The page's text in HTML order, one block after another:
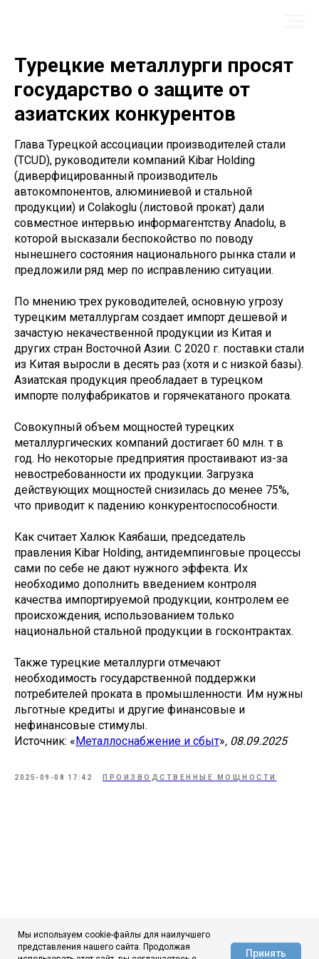
Турецкие металлурги просят
государство о защите от
азиатских конкурентов
Глава Турецкой ассоциации производителей стали
(TCUD), руководители компаний Kibar Holding
(диверфицированный производитель
автокомпонентов, алюминиевой и стальной
продукции) и Colakoglu (листовой прокат) дали
совместное интервью информагентству Anadolu, в
которой высказали беспокойство по поводу
нынешнего состояния национального рынка стали и
предложили ряд мер по исправлению ситуации.
По мнению трех руководителей, основную угрозу
турецким металлургам создает импорт дешевой и
зачастую некачественной продукции из Китая и
других стран Восточной Азии. С 2020 г. поставки стали
из Китая выросли в десять раз (хотя и с низкой базы).
Азиатская продукция преобладает в турецком
импорте полуфабрикатов и горячекатаного проката.
Совокупный объем мощностей турецких
металлургических компаний достигает 60 млн. т в
год. Но некоторые предприятия простаивают из-за
невостребованности их продукции. Загрузка
действующих мощностей снизилась до менее 75%,
что приводит к падению конкурентоспособности.
Как считает Халюк Каябаши, председатель
правления Kibar Holding, антидемпинговые процессы
сами по себе не дают нужного эффекта. Их
необходимо дополнить введением контроля
качества импортируемой продукции, контролем ее
происхождения, использованием только
национальной стальной продукции в госконтрактах.
Также турецкие металлурги отмечают
необходимость государственной поддержки
потребителей проката в промышленности. Им нужны
льготные кредиты и другие финансовые и
нефинансовые стимулы.
Источник: «Металлоснабжение и сбыт», 08.09.2025
2025-09-08 17:42 ПРОИЗВОДСТВЕННЫЕ МОЩНОСТИ
Мы используем cookie-файлы для наилучшего
представления нашего сайта. Продолжая
Принять